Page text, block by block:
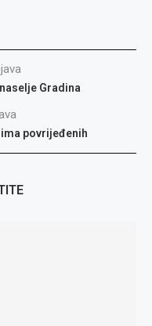
Gradina
povrijeđenih